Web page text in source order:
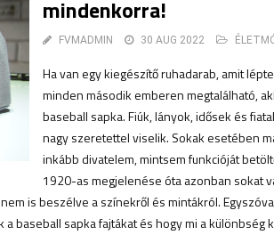
mindenkorra!
FVMADMIN 30 AUG 2022
Ha van egy kiegészítő ruhadarab, amit
minden második emberen megtalálható,
baseball sapka. Fiúk, lányok, idősek és
nagy szeretettel viselik. Sokak esetében
inkább divatelem, mintsem funkcióját
1920-as megjelenése óta azonban sokat
is beszélve a színekről és mintákról.
baseball sapka fajtákat és hogy mi a különbség